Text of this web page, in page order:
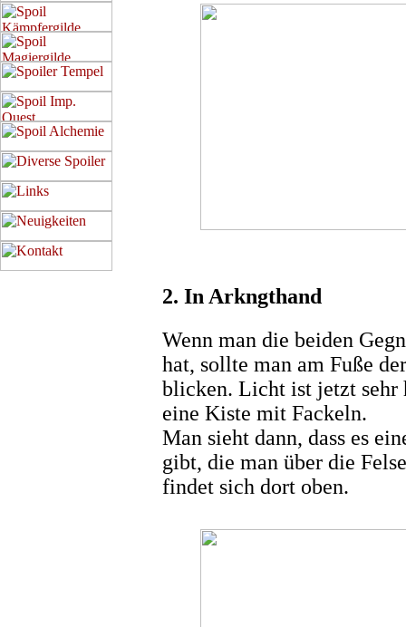
2. In Arkngthand
Wenn man die beiden
hat, sollte man am Fuße
blicken. Licht ist jetzt sehr
eine Kiste mit Fackeln.
Man sieht dann, dass es
gibt, die man über die
findet sich dort oben.